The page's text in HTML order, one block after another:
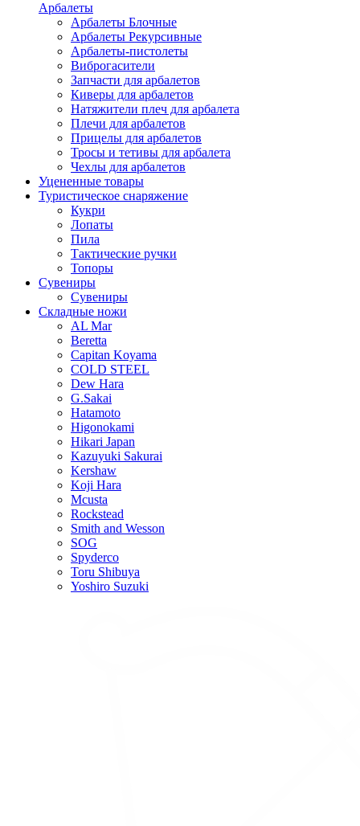
Арбалеты
Арбалеты Блочные
Арбалеты Рекурсивные
Арбалеты-пистолеты
Виброгасители
Запчасти для арбалетов
Киверы для арбалетов
Натяжители плеч для арбалета
Плечи для арбалетов
Прицелы для арбалетов
Тросы и тетивы для арбалета
Чехлы для арбалетов
Уцененные товары
Туристическое снаряжение
Кукри
Лопаты
Пила
Тактические ручки
Топоры
Сувениры
Сувениры
Складные ножи
AL Mar
Beretta
Capitan Koyama
COLD STEEL
Dew Hara
G.Sakai
Hatamoto
Higonokami
Hikari Japan
Kazuyuki Sakurai
Kershaw
Koji Hara
Mcusta
Rockstead
Smith and Wesson
SOG
Spyderco
Toru Shibuya
Yoshiro Suzuki